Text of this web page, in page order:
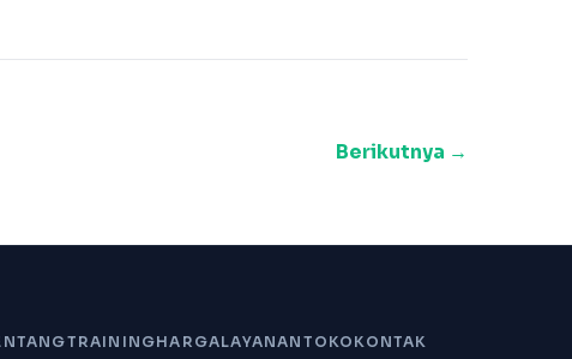
Berikutnya →
TRAININGHARGALAYANAN TOKO KONTAK